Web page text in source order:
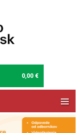
0,00 €